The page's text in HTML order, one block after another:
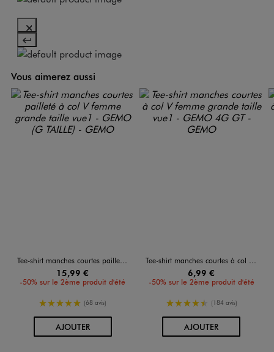
Vous aimerez aussi
Tee-shirt manches courtes pailleté à col V femme grande taille
15,99 €
-50% sur le 2ème produit d'été
5/5 de moyenne
(68 avis)
AJOUTERAU PANIER
Tee-shirt manches courtes à col V femme grande taille
6,99 €
-50% sur le 2ème produit d'été
4.5/5 de moyenne
(184 avis)
AJOUTERAU PANIER